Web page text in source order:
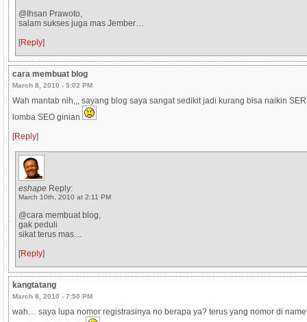
@Ihsan Prawoto,
salam sukses juga mas Jember…
[Reply]
cara membuat blog
March 8, 2010 - 5:02 PM
Wah mantab nih,,, sayang blog saya sangat sedikit jadi kurang bisa naikin
lomba SEO ginian
[Reply]
eshape Reply:
March 10th, 2010 at 2:11 PM
@cara membuat blog,
gak peduli
sikat terus mas…
[Reply]
kangtatang
March 8, 2010 - 7:50 PM
wah… saya lupa nomor registrasinya no berapa ya? terus yang nomor di